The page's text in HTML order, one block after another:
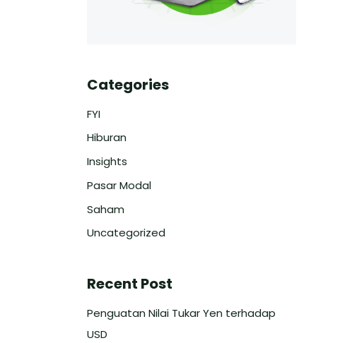
Categories
FYI
Hiburan
Insights
Pasar Modal
Saham
Uncategorized
Recent Post
Penguatan Nilai Tukar Yen terhadap
USD